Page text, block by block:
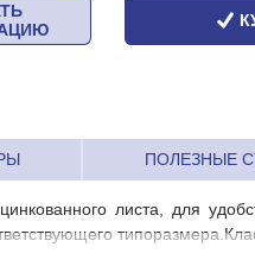
ПОЛЕЗНЫЕ
листа, для